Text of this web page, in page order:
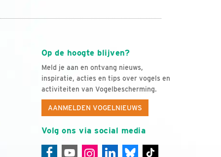
Op de hoogte blijven?
Meld je aan en ontvang nieuws,
inspiratie, acties en tips over vogels en
activiteiten van Vogelbescherming.
AANMELDEN VOGELNIEUWS
Volg ons via social media